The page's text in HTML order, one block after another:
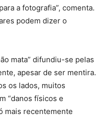
a fotografia”, comenta.
podem dizer o
mata” difundiu-se pelas
apesar de ser mentira.
os lados, muitos
“danos físicos e
mais recentemente